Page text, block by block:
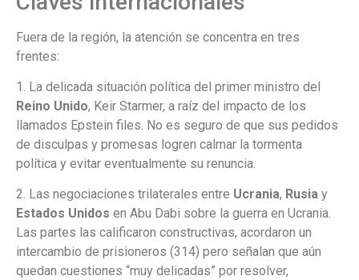
Fuera de la región, la atención se concentra en tres
frentes:
1. La delicada situación política del primer ministro del
Reino Unido, Keir Starmer, a raíz del impacto de los
llamados Epstein files. No es seguro de que sus pedidos
de disculpas y promesas logren calmar la tormenta
política y evitar eventualmente su renuncia.
2. Las negociaciones trilaterales entre Ucrania, Rusia y
Estados Unidos en Abu Dabi sobre la guerra en Ucrania.
Las partes las calificaron constructivas, acordaron un
intercambio de prisioneros (314) pero señalan que aún
quedan cuestiones “muy delicadas” por resolver,